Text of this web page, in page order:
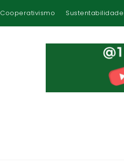
Cooperativismo Sustentabilidade